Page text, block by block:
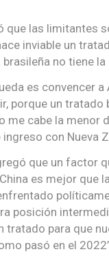
que las limitantes
inviable un
no tiene
es convencer
porque un tratado
me cabe la menor
con Nueva
que un factor
es mejor que
posición
tratado para que
pasó en el